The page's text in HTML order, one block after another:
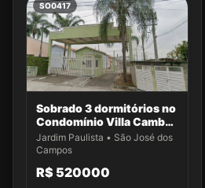
SO0417
Sobrado 3 dormitórios no
Condomínio Villa Cambuí
- Casa 032
Jardim Paulista • São José dos
Campos
R$ 520000